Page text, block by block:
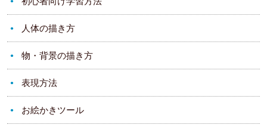
人体の描き方
物・背景の描き方
表現方法
お絵かきツール